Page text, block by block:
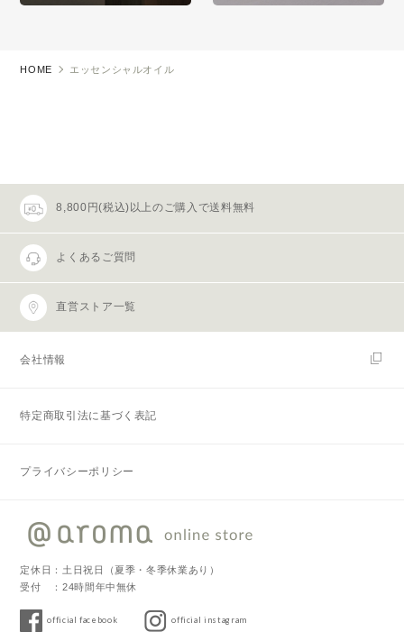
HOME エッセンシャルオイル
8,800円(税込)以上のご購入で送料無料
よくあるご質問
直営ストア一覧
会社情報
特定商取引法に基づく表記
プライバシーポリシー
定休日：土日祝日（夏季・冬季休業あり）
受付 ：24時間年中無休
official facebook official instagram